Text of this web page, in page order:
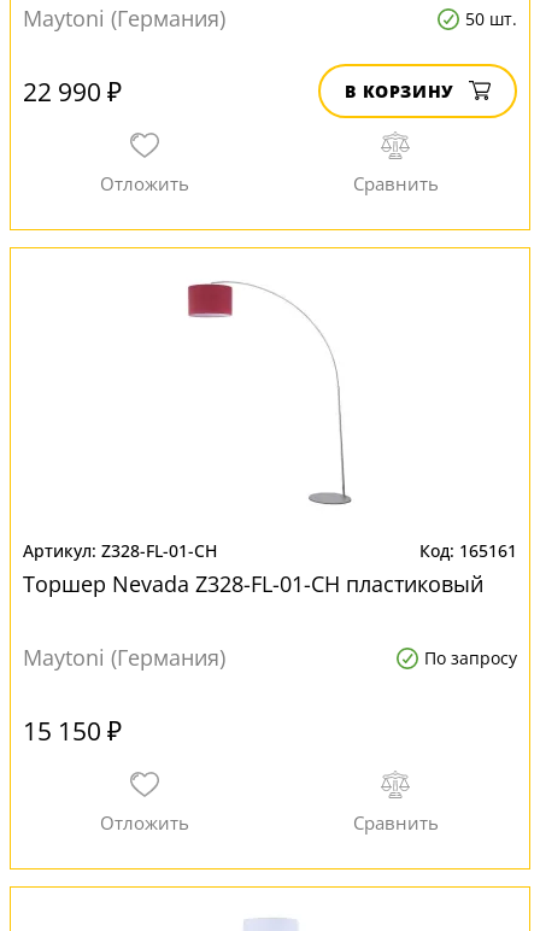
Maytoni (Германия) 50 шт.
22 990 ₽ В КОРЗИНУ
Z328-FL-01-CH 165161
Торшер Nevada Z328-FL-01-CH пластиковый
Maytoni (Германия) По запросу
15 150 ₽